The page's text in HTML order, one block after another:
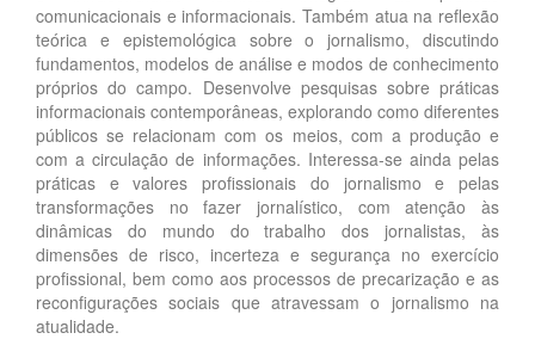
comunicacionais e informacionais. Também atua na reflexão
teórica e epistemológica sobre o jornalismo, discutindo
fundamentos, modelos de análise e modos de conhecimento
próprios do campo. Desenvolve pesquisas sobre práticas
informacionais contemporâneas, explorando como diferentes
públicos se relacionam com os meios, com a produção e
com a circulação de informações. Interessa-se ainda pelas
práticas e valores profissionais do jornalismo e pelas
transformações no fazer jornalístico, com atenção às
dinâmicas do mundo do trabalho dos jornalistas, às
dimensões de risco, incerteza e segurança no exercício
profissional, bem como aos processos de precarização e as
reconfigurações sociais que atravessam o jornalismo na
atualidade.